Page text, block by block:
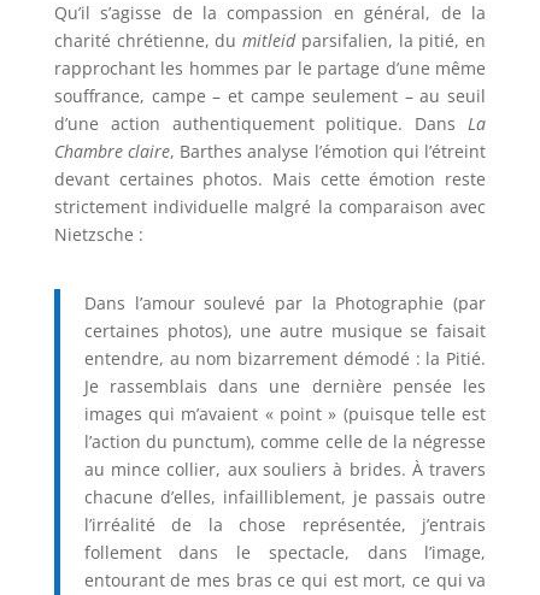
Qu’il s’agisse de la compassion en général, de la
charité chrétienne, dumitleid parsifalien, la pitié, en
rapprochant les hommes par le partage d’une même
souffrance, campe – et campe seulement – au seuil
d’une action authentiquement politique. DansLa
Chambre claire, Barthes analyse l’émotion qui l’étreint
devant certaines photos. Mais cette émotion reste
strictement individuelle malgré la comparaison avec
Nietzsche :
Dans l’amour soulevé par la Photographie (par
certaines photos), une autre musique se faisait
entendre, au nom bizarrement démodé : la Pitié.
Je rassemblais dans une dernière pensée les
images qui m’avaient « point » (puisque telle est
l’action du punctum), comme celle de la négresse
au mince collier, aux souliers à brides. À travers
chacune d’elles, infailliblement, je passais outre
l’irréalité de la chose représentée, j’entrais
follement dans le spectacle, dans l’image,
entourant de mes bras ce qui est mort, ce qui va